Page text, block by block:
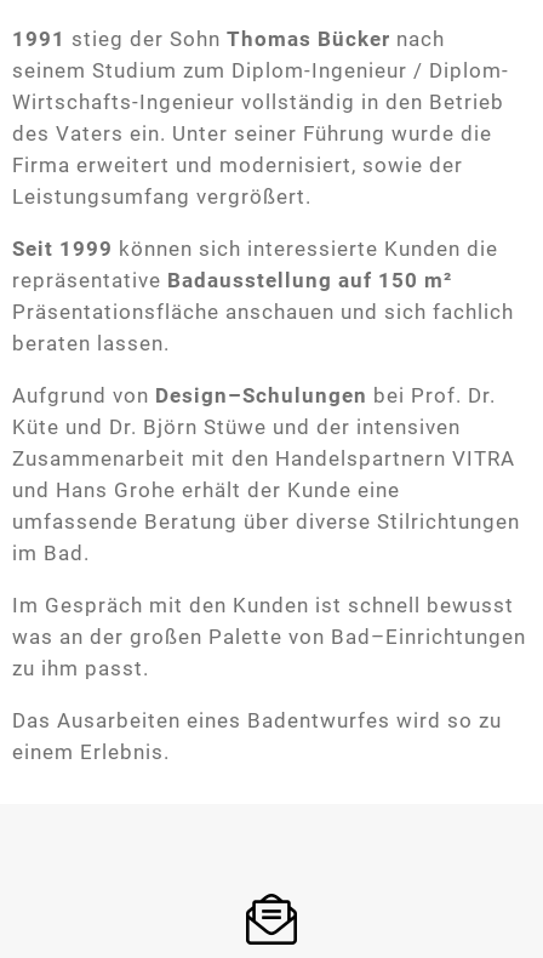
1991 stieg der Sohn Thomas Bücker nach
seinem Studium zum Diplom-Ingenieur / Diplom-
Wirtschafts-Ingenieur vollständig in den Betrieb
des Vaters ein. Unter seiner Führung wurde die
Firma erweitert und modernisiert, sowie der
Leistungsumfang vergrößert.
Seit 1999 können sich interessierte Kunden die
repräsentative Badausstellung auf 150 m²
Präsentationsfläche anschauen und sich fachlich
beraten lassen.
Aufgrund von Design–Schulungen bei Prof. Dr.
Küte und Dr. Björn Stüwe und der intensiven
Zusammenarbeit mit den Handelspartnern VITRA
und Hans Grohe erhält der Kunde eine
umfassende Beratung über diverse Stilrichtungen
im Bad.
Im Gespräch mit den Kunden ist schnell bewusst
was an der großen Palette von Bad–Einrichtungen
zu ihm passt.
Das Ausarbeiten eines Badentwurfes wird so zu
einem Erlebnis.